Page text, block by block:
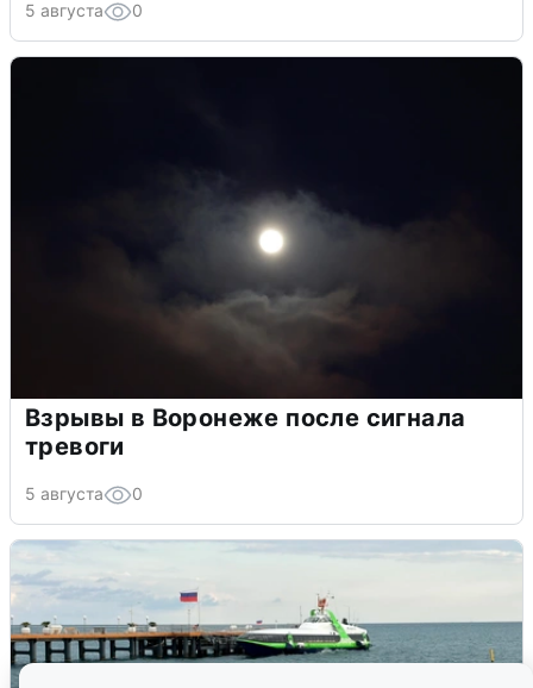
5 августа 0
Взрывы в Воронеже после сигнала
тревоги
5 августа 0